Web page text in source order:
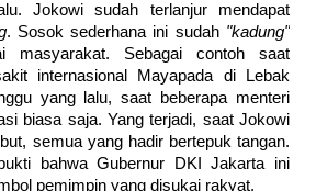
Jokowi sudah terlanjur mendapat
. Sosok sederhana ini sudah "kadung"
masyarakat. Sebagai contoh saat
internasional Mayapada di Lebak
yang lalu, saat beberapa menteri
biasa saja. Yang terjadi, saat Jokowi
semua yang hadir bertepuk tangan.
bahwa Gubernur DKI Jakarta ini
pemimpin yang disukai rakyat.